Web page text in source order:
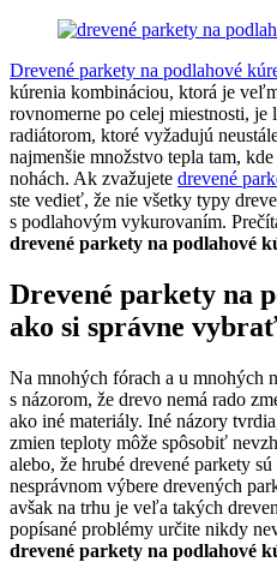
Drevené parkety na podlahové
kúrenia kombináciou, ktorá je
rovnomerne po celej miestnosti, je
radiátorom, ktoré vyžadujú
najmenšie množstvo tepla tam,
nohách. Ak zvažujete drevené
ste vedieť, že nie všetky typy
s podlahovým vykurovaním.
drevené parkety na podlahové
Drevené parkety na
ako si správne
Na mnohých fórach a u mnohých
s názorom, že drevo nemá rado
ako iné materiály. Iné názory
zmien teploty môže spôsobiť
alebo, že hrubé drevené parkety
nesprávnom výbere drevených
avšak na trhu je veľa takých
popísané problémy určite nikdy
drevené parkety na podlahové